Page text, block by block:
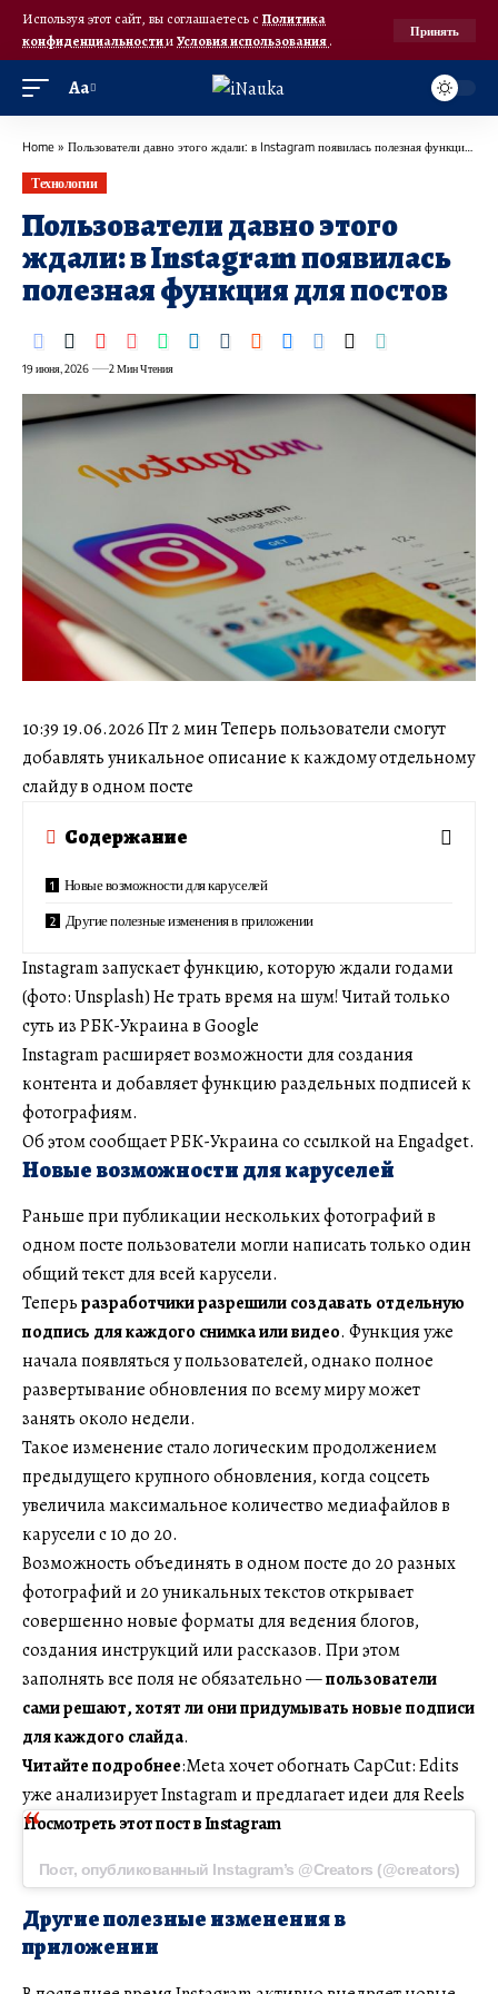
Используя этот сайт, вы соглашаетесь с Политика
конфиденциальностииУсловия использования.
Принять
Аа
Home » Пользователи давно этого ждали: в Instagram появилась полезная функция для постов
Технологии
Пользователи давно этого
ждали: в Instagram появилась
полезная функция для постов
19 июня, 2026 2 Мин Чтения
10:39 19.06.2026 Пт 2 мин Теперь пользователи смогут
добавлять уникальное описание к каждому отдельному
слайду в одном посте
Содержание
Новые возможности для каруселей
Другие полезные изменения в приложении
Instagram запускает функцию, которую ждали годами
(фото: Unsplash) Не трать время на шум! Читай только
суть из РБК-Украина в Google
Instagram расширяет возможности для создания
контента и добавляет функцию раздельных подписей к
фотографиям.
Об этом сообщает РБК-Украина со ссылкой на Engadget.
Новые возможности для каруселей
Раньше при публикации нескольких фотографий в
одном посте пользователи могли написать только один
общий текст для всей карусели.
Теперьразработчики разрешили создавать отдельную
подпись для каждого снимка или видео. Функция уже
начала появляться у пользователей, однако полное
развертывание обновления по всему миру может
занять около недели.
Такое изменение стало логическим продолжением
предыдущего крупного обновления, когда соцсеть
увеличила максимальное количество медиафайлов в
карусели с 10 до 20.
Возможность объединять в одном посте до 20 разных
фотографий и 20 уникальных текстов открывает
совершенно новые форматы для ведения блогов,
создания инструкций или рассказов. При этом
заполнять все поля не обязательно —пользователи
сами решают, хотят ли они придумывать новые подписи
для каждого слайда.
Читайте подробнее:Meta хочет обогнать CapCut: Edits
уже анализирует Instagram и предлагает идеи для Reels
Посмотреть этот пост в Instagram
Пост, опубликованный Instagram’s @Creators (@creators)
Другие полезные изменения в
приложении